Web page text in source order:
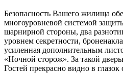
Безопасность Вашего жилища
многоуровневой системой
шарнирной стороны, два
уровнем секретности,
усиленная дополнительным
«Ночной сторож». За такой
Гостей прекрасно видно в